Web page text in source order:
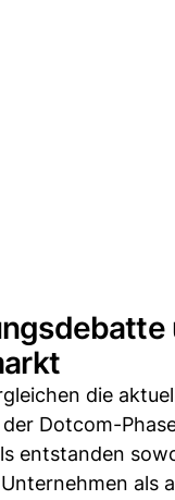
die
Dotcom-
entstanden
als